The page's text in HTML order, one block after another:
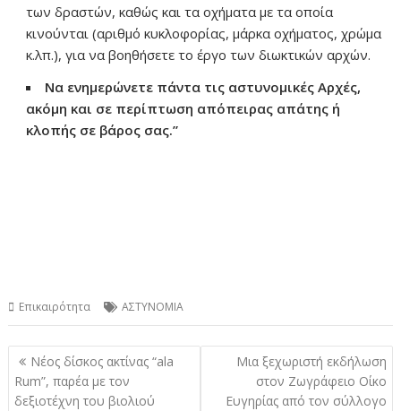
των δραστών, καθώς και τα οχήματα με τα οποία
κινούνται (αριθμό κυκλοφορίας, μάρκα οχήματος, χρώμα
κ.λπ.), για να βοηθήσετε το έργο των διωκτικών αρχών.
Να ενημερώνετε πάντα τις αστυνομικές Αρχές,
ακόμη και σε περίπτωση απόπειρας απάτης ή
κλοπής σε βάρος σας.”
Επικαιρότητα ΑΣΤΥΝΟΜΙΑ
Πλοήγηση
άρθρων
Νέος δίσκος ακτίνας “ala
Rum”, παρέα με τον
δεξιοτέχνη του βιολιού
Μια ξεχωριστή εκδήλωση
στον Ζωγράφειο Οίκο
Ευγηρίας από τον σύλλογο